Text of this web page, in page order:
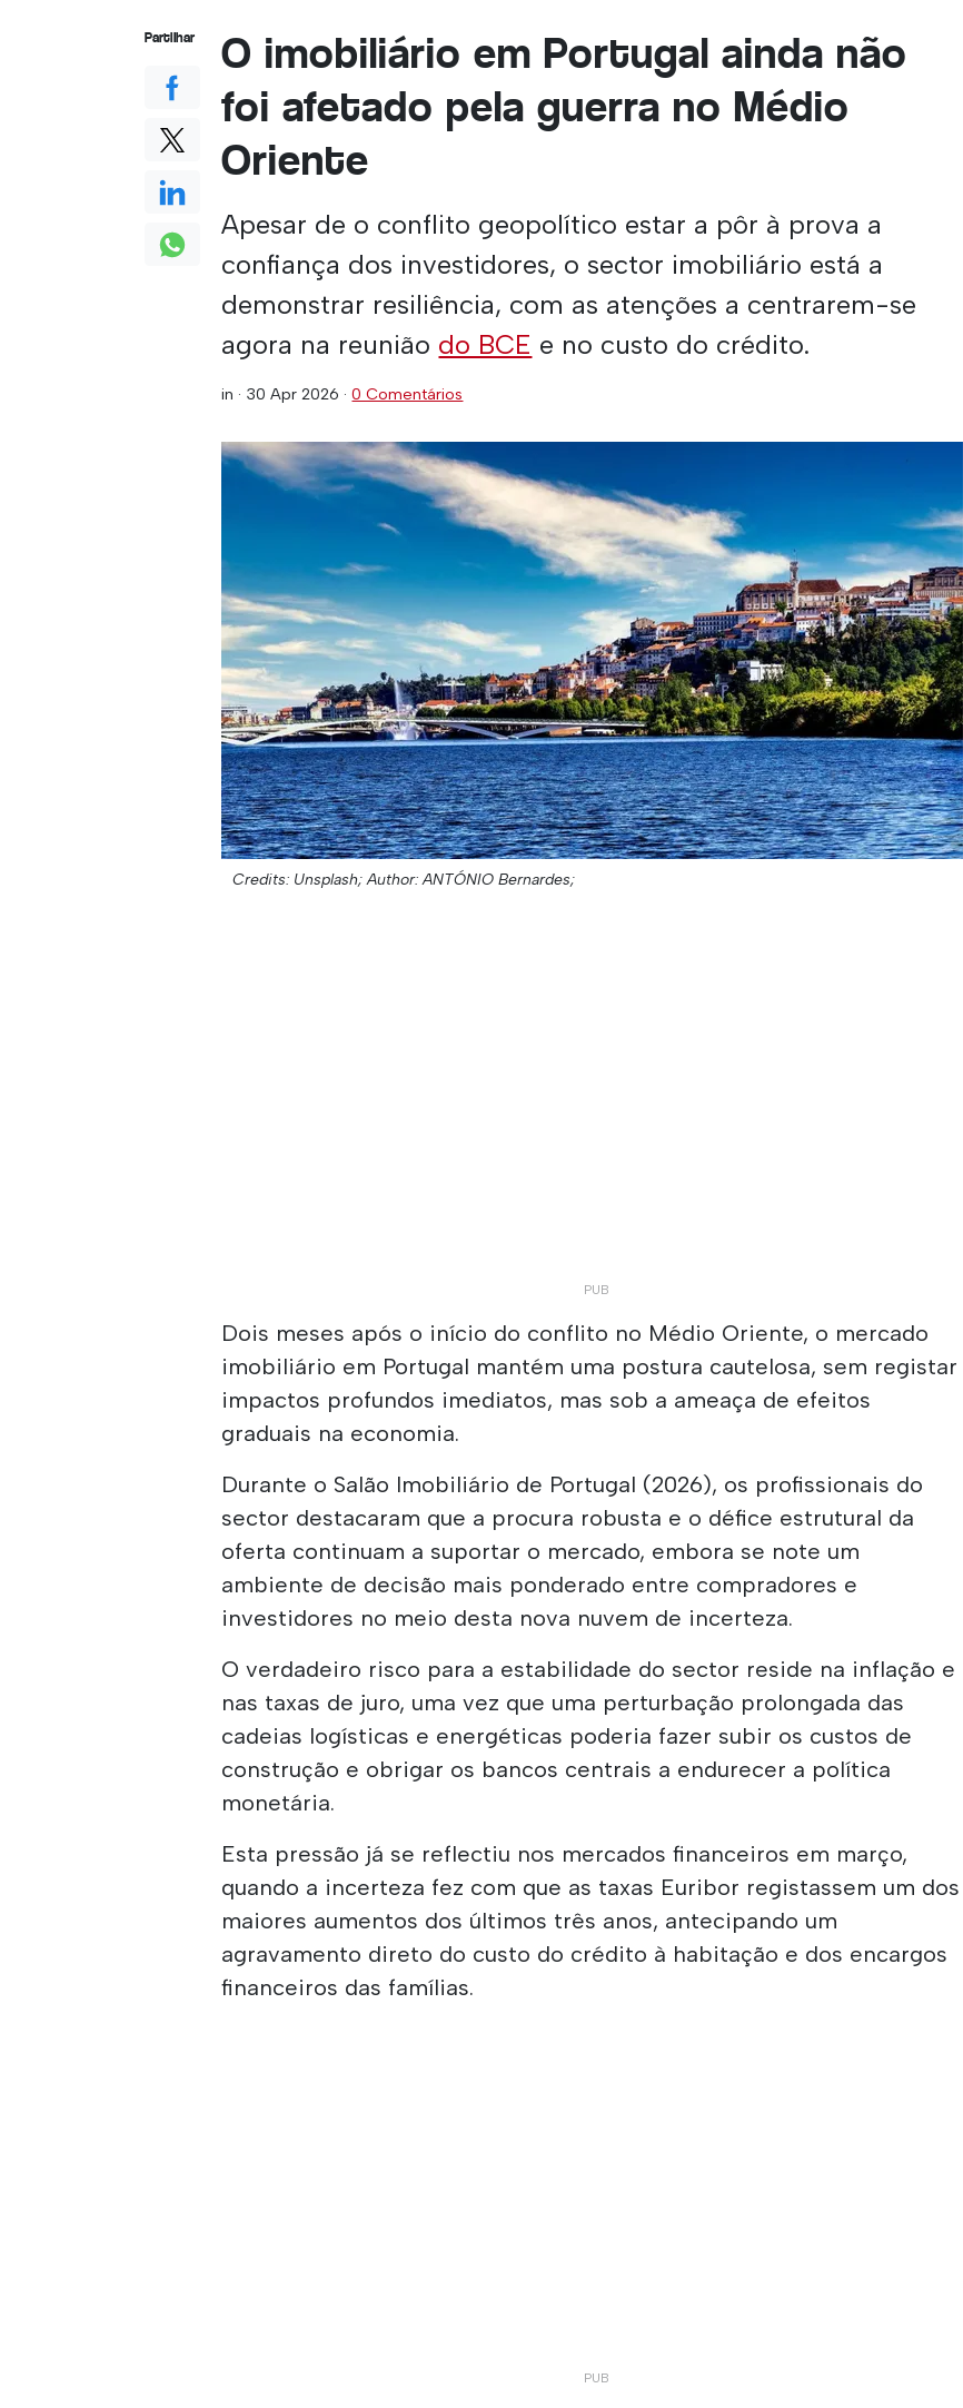
O imobiliário em Portugal ainda não
foi afetado pela guerra no Médio
Oriente
Apesar de o conflito geopolítico estar a pôr à prova a
confiança dos investidores, o sector imobiliário está a
demonstrar resiliência, com as atenções a centrarem-se
agora na reunião do BCE e no custo do crédito.
in · 30 Apr 2026 ·0 Comentários
Credits: Unsplash; Author: ANTÓNIO Bernardes;
Dois meses após o início do conflito no Médio Oriente, o mercado
imobiliário em Portugal mantém uma postura cautelosa, sem registar
impactos profundos imediatos, mas sob a ameaça de efeitos
graduais na economia.
Durante o Salão Imobiliário de Portugal (2026), os profissionais do
sector destacaram que a procura robusta e o défice estrutural da
oferta continuam a suportar o mercado, embora se note um
ambiente de decisão mais ponderado entre compradores e
investidores no meio desta nova nuvem de incerteza.
O verdadeiro risco para a estabilidade do sector reside na inflação e
nas taxas de juro, uma vez que uma perturbação prolongada das
cadeias logísticas e energéticas poderia fazer subir os custos de
construção e obrigar os bancos centrais a endurecer a política
monetária.
Esta pressão já se reflectiu nos mercados financeiros em março,
quando a incerteza fez com que as taxas Euribor registassem um dos
maiores aumentos dos últimos três anos, antecipando um
agravamento direto do custo do crédito à habitação e dos encargos
financeiros das famílias.
Partilhar